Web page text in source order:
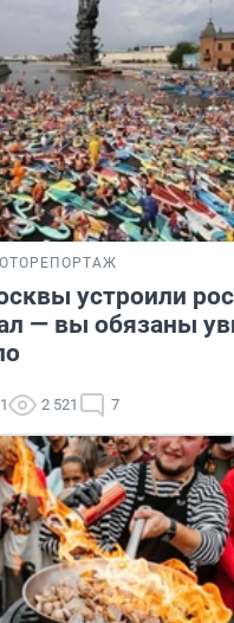
устроили
— вы обязаны
2 521 7